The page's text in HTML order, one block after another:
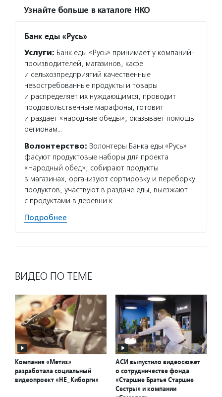
Узнайте больше в каталоге НКО
Банк еды «Русь»
Услуги: Банк еды «Русь» принимает у компаний-
производителей, магазинов, кафе
и сельхозпредприятий качественные
невостребованные продукты и товары
и распределяет их нуждающимся, проводит
продовольственные марафоны, готовит
и раздает «народные обеды», оказывает помощь
регионам…
Волонтерство: Волонтеры Банка еды «Русь»
фасуют продуктовые наборы для проекта
«Народный обед», собирают продукты
в магазинах, организуют сортировку и переборку
продуктов, участвуют в раздаче еды, выезжают
с продуктами в деревни к…
Подробнее
ВИДЕО ПО ТЕМЕ
Компания «Метиз»
разработала социальный
видеопроект «НЕ_Киборги»
АСИ выпустило видеосюжет
о сотрудничестве фонда
«Старшие Братья Старшие
Сестры» и компании